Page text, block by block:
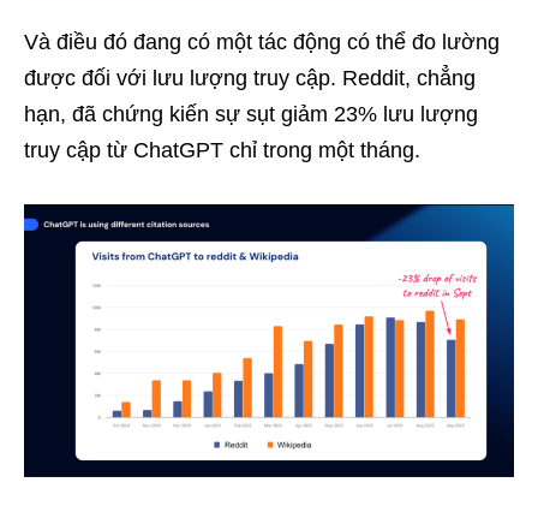
Và điều đó đang có một tác động có thể đo lường
được đối với lưu lượng truy cập. Reddit, chẳng
hạn, đã chứng kiến sự sụt giảm 23% lưu lượng
truy cập từ ChatGPT chỉ trong một tháng.